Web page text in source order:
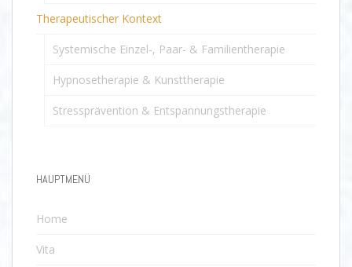
Therapeutischer Kontext
Systemische Einzel-, Paar- & Familientherapie
Hypnosetherapie & Kunsttherapie
Stressprävention & Entspannungstherapie
HAUPTMENÜ
Home
Vita